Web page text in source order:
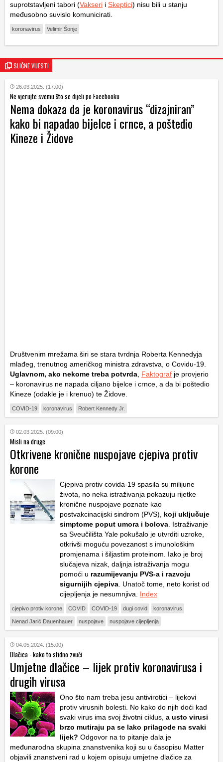
suprotstavljeni tabori (Vakseri i Skeptici) nisu bili u stanju
međusobno suvislo komunicirati.
koronavirus Velimir Šonje
SLIČNE VIJESTI
26.03.2025. (17:00)
Ne vjerujte svemu što se dijeli po Facebooku
Nema dokaza da je koronavirus “dizajniran”
kako bi napadao bijelce i crnce, a poštedio
Kineze i Židove
Društvenim mrežama širi se stara tvrdnja Roberta Kennedyja
mlađeg, trenutnog američkog ministra zdravstva, o Covidu-19.
Uglavnom, ako nekome treba potvrda Faktograf je provjerio
– koronavirus ne napada ciljano bijelce i crnce, a da bi poštedio
Kineze (odakle je i krenuo) te Židove.
COVID-19 koronavirus Robert Kennedy Jr.
02.03.2025. (09:00)
Misli na druge
Otkrivene kronične nuspojave cjepiva protiv
korone
Cjepiva protiv covida-19 spasila su milijune
života, no neka istraživanja pokazuju rijetke
kronične nuspojave poznate kao
postvakcinacijski sindrom (PVS),
koji uključuje
simptome poput umora i bolova . Istraživanje
sa Sveučilišta Yale pokušalo je utvrditi uzroke,
otkrivši moguću povezanost s imunološkim
promjenama i šiljastim proteinom. Iako je broj
slučajeva nizak, daljnja istraživanja mogu
pomoći u razumijevanju PVS-a i razvoju
sigurnijih cjepiva . Unatoč tome, neto korist od
cijepljenja je nesumnjiva. Index
cjepivo protiv korone COVID COVID-19 dugi covid koronavirus
Nenad Jarić Dauenhauer nuspojave nuspojave cijepljenja
04.05.2024. (15:00)
Dlačica - kako to stidno zvuči
Umjetne dlačice – lijek protiv koronavirusa i
drugih virusa
Ono što nam treba jesu antivirotici – lijekovi
protiv virusnih bolesti. No kako do njih doći kad
svaki virus ima svoj životni ciklus, a usto virusi
brzo mutiraju pa se lako prilagode na svaki
lijek? Odgovor na to pitanje dala je
međunarodna skupina znanstvenika koji su u časopisu Matter
objavili znanstveni rad u kojem opisuju umjetne dlačice za